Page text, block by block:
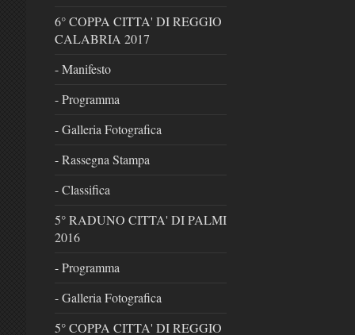
6° COPPA CITTA' DI REGGIO
CALABRIA 2017
- Manifesto
- Programma
- Galleria Fotografica
- Rassegna Stampa
- Classifica
5° RADUNO CITTA' DI PALMI
2016
- Programma
- Galleria Fotografica
5° COPPA CITTA' DI REGGIO